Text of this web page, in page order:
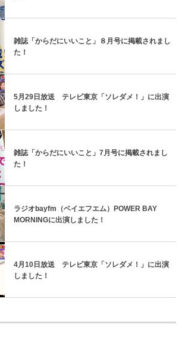
雑誌「からだにいいこと」８月号に掲載されまし
た！
5月29日放送 テレビ東京「ソレダメ！」に出演
しました！
雑誌「からだにいいこと」7月号に掲載されまし
た！
ラジオbayfm（ベイエフエム）POWER BAY
MORNINGに出演しました！
4月10日放送 テレビ東京「ソレダメ！」に出演
しました！